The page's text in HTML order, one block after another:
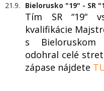
21.9. Bielorusko "19" - SR
Tím SR “19“
kvalifikácie
s
odohral celé
zápase nájdete